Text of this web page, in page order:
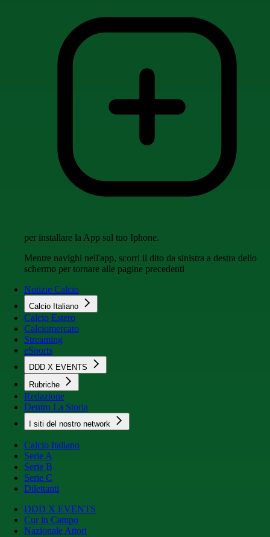
per installare la App sul tuo Iphone.
Mentre navighi nell'app, scorri il dito da sinistra a destra dello
schermo per tornare alle pagine precedenti
Notizie Calcio
Calcio Italiano
Calcio Estero
Calciomercato
Streaming
eSports
DDD X EVENTS
Rubriche
Redazione
Dentro La Storia
I siti del nostro network
Calcio Italiano
Serie A
Serie B
Serie C
Dilettanti
DDD X EVENTS
Cur in Campo
Nazionale Attori